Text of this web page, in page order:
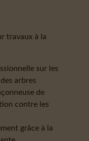
travaux à la
sur les
arbres
de
contre les
grâce à la